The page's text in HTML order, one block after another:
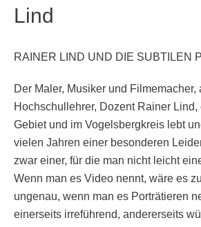
Lind
RAINER LIND UND DIE SUBTILEN
Der Maler, Musiker und Filmemacher,
Hochschullehrer, Dozent Rainer
Gebiet und im Vogelsbergkreis lebt
vielen Jahren einer besonderen
zwar einer, für die man nicht leicht
Wenn man es Video nennt, wäre es
ungenau, wenn man es Porträtieren
einerseits irreführend, andererseits